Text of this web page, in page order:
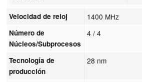
Velocidad de reloj 1400 MHz
Número de
Núcleos/Subprocesos
4 / 4
Tecnología de
producción
28 nm